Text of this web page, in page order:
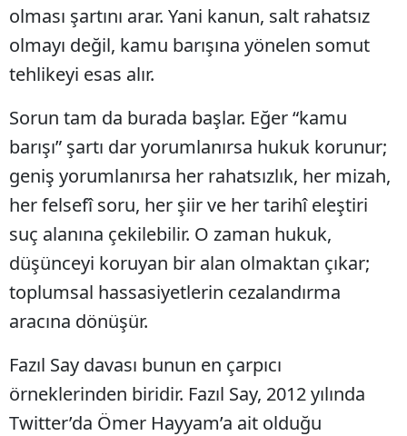
olması şartını arar. Yani kanun, salt rahatsız
olmayı değil, kamu barışına yönelen somut
tehlikeyi esas alır.
Sorun tam da burada başlar. Eğer “kamu
barışı” şartı dar yorumlanırsa hukuk korunur;
geniş yorumlanırsa her rahatsızlık, her mizah,
her felsefî soru, her şiir ve her tarihî eleştiri
suç alanına çekilebilir. O zaman hukuk,
düşünceyi koruyan bir alan olmaktan çıkar;
toplumsal hassasiyetlerin cezalandırma
aracına dönüşür.
Fazıl Say davası bunun en çarpıcı
örneklerinden biridir. Fazıl Say, 2012 yılında
Twitter’da Ömer Hayyam’a ait olduğu